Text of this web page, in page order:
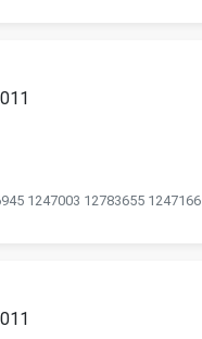
1247003 12783655 1247166